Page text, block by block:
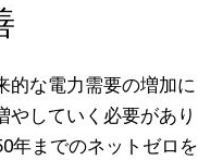
的な電力需要の増加に
やしていく必要があり
年までのネットゼロを